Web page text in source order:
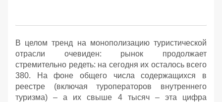
В целом тренд на монополизацию туристической
отрасли очевиден: рынок продолжает
стремительно редеть: на сегодня их осталось всего
380. На фоне общего числа содержащихся в
реестре (включая туроператоров внутреннего
туризма) – а их свыше 4 тысяч – эта цифра